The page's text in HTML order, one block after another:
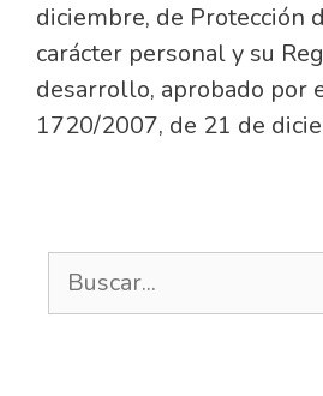
diciembre, de Protección
carácter personal y su
desarrollo, aprobado por
1720/2007, de 21 de